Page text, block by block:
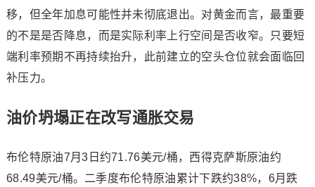
移，但全年加息可能性并未彻底退出。对黄金而言，最重要
的不是是否降息，而是实际利率上行空间是否收窄。只要短
端利率预期不再持续抬升，此前建立的空头仓位就会面临回
补压力。
油价坍塌正在改写通胀交易
布伦特原油7月3日约71.76美元/桶，西得克萨斯原油约
68.49美元/桶。二季度布伦特原油累计下跌约38%，6月跌